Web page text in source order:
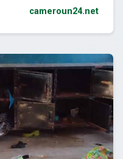
cameroun24.net